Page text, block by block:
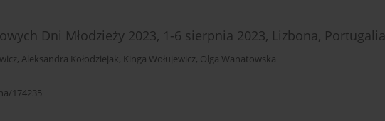
Dni Młodzieży 2023, 1-6 sierpnia 2023, Lizbona, Portugalia
, Aleksandra Kołodziejak, Kinga Wołujewicz, Olga Wanatowska
174235